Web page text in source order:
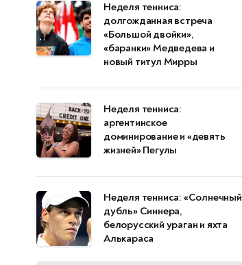
Неделя тенниса:
долгожданная встреча
«Большой двойки»,
«баранки» Медведева и
новый титул Мирры
Неделя тенниса:
аргентинское
доминирование и «девять
жизней» Пегулы
Неделя тенниса: «Солнечный
дубль» Синнера,
белорусский ураган и яхта
Алькараса